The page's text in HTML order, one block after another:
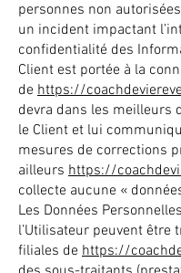
personnes non
un incident impactant
confidentialité des
Client est portée à la
de https://
devra dans les meilleurs
le Client et lui
mesures de corrections
ailleurs https://
collecte aucune «
Les Données
l’Utilisateur peuvent être
filiales de https://